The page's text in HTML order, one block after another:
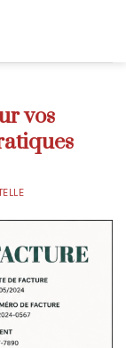
vos